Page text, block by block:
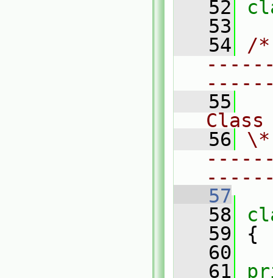
   52
   53
   54
/
   55
Class
   56
   57
   58
   59
{
   60
   61